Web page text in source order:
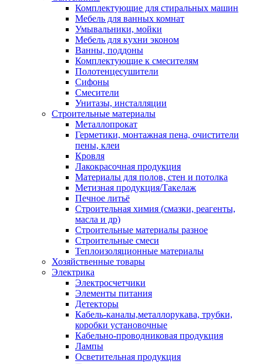
Комплектующие для стиральных машин
Мебель для ванных комнат
Умывальники, мойки
Мебель для кухни эконом
Ванны, поддоны
Комплектующие к смесителям
Полотенцесушители
Сифоны
Смесители
Унитазы, инсталляции
Строительные материалы
Металлопрокат
Герметики, монтажная пена, очистители
пены, клеи
Кровля
Лакокрасочная продукция
Материалы для полов, стен и потолка
Метизная продукция/Такелаж
Печное литьё
Строительная химия (смазки, реагенты,
масла и др)
Строительные материалы разное
Строительные смеси
Теплоизоляционные материалы
Хозяйственные товары
Электрика
Электросчетчики
Элементы питания
Детекторы
Кабель-каналы,металлорукава, трубки,
коробки установочные
Кабельно-проводниковая продукция
Лампы
Осветительная продукция